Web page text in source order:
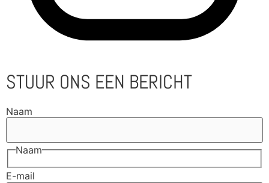
STUUR ONS EEN BERICHT
Naam
Naam
E-mail